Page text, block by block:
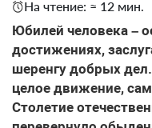
На чтение: ≈ 12 мин.
Юбилей человека –
достижениях,
шеренгу добрых
целое движение,
Столетие